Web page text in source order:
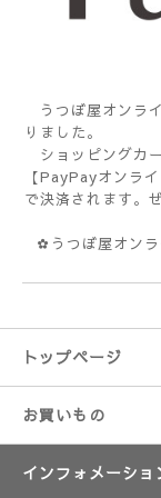
うつぼ屋オンラ
りました。
ショッピングカ
【PayPayオンラ
で決済されます。
✿うつぼ屋オン
トップページ
お買いもの
インフォメーショ